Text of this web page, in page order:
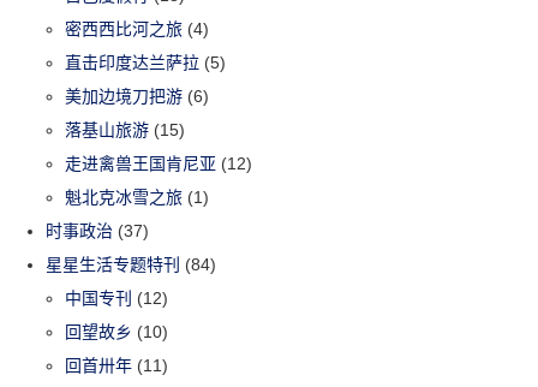
密西西比河之旅 (4)
直击印度达兰萨拉 (5)
美加边境刀把游 (6)
落基山旅游 (15)
走进禽兽王国肯尼亚 (12)
魁北克冰雪之旅 (1)
时事政治 (37)
星星生活专题特刊 (84)
中国专刊 (12)
回望故乡 (10)
回首卅年 (11)